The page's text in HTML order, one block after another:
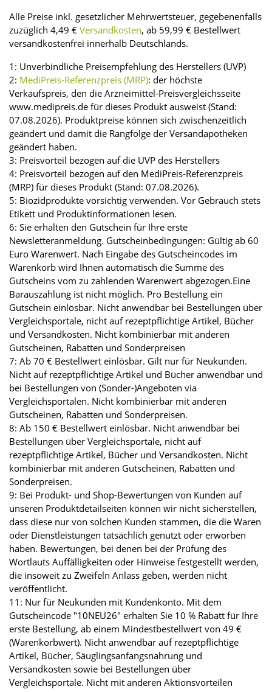
Alle Preise inkl. gesetzlicher Mehrwertsteuer, gegebenenfalls
zuzüglich 4,49 € Versandkosten, ab 59,99 € Bestellwert
versandkostenfrei innerhalb Deutschlands.
1: Unverbindliche Preisempfehlung des Herstellers (UVP)
2: MediPreis-Referenzpreis (MRP): der höchste
Verkaufspreis, den die Arzneimittel-Preisvergleichsseite
www.medipreis.de für dieses Produkt ausweist (Stand:
07.08.2026). Produktpreise können sich zwischenzeitlich
geändert und damit die Rangfolge der Versandapotheken
geändert haben.
3: Preisvorteil bezogen auf die UVP des Herstellers
4: Preisvorteil bezogen auf den MediPreis-Referenzpreis
(MRP) für dieses Produkt (Stand: 07.08.2026).
5: Biozidprodukte vorsichtig verwenden. Vor Gebrauch stets
Etikett und Produktinformationen lesen.
6: Sie erhalten den Gutschein für Ihre erste
Newsletteranmeldung. Gutscheinbedingungen: Gültig ab 60
Euro Warenwert. Nach Eingabe des Gutscheincodes im
Warenkorb wird Ihnen automatisch die Summe des
Gutscheins vom zu zahlenden Warenwert abgezogen.Eine
Barauszahlung ist nicht möglich. Pro Bestellung ein
Gutschein einlösbar. Nicht anwendbar bei Bestellungen über
Vergleichsportale, nicht auf rezeptpflichtige Artikel, Bücher
und Versandkosten. Nicht kombinierbar mit anderen
Gutscheinen, Rabatten und Sonderpreisen
7: Ab 70 € Bestellwert einlösbar. Gilt nur für Neukunden.
Nicht auf rezeptpflichtige Artikel und Bücher anwendbar und
bei Bestellungen von (Sonder-)Angeboten via
Vergleichsportalen. Nicht kombinierbar mit anderen
Gutscheinen, Rabatten und Sonderpreisen.
8: Ab 150 € Bestellwert einlösbar. Nicht anwendbar bei
Bestellungen über Vergleichsportale, nicht auf
rezeptpflichtige Artikel, Bücher und Versandkosten. Nicht
kombinierbar mit anderen Gutscheinen, Rabatten und
Sonderpreisen.
9: Bei Produkt- und Shop-Bewertungen von Kunden auf
unseren Produktdetailseiten können wir nicht sicherstellen,
dass diese nur von solchen Kunden stammen, die die Waren
oder Dienstleistungen tatsächlich genutzt oder erworben
haben. Bewertungen, bei denen bei der Prüfung des
Wortlauts Auffälligkeiten oder Hinweise festgestellt werden,
die insoweit zu Zweifeln Anlass geben, werden nicht
veröffentlicht.
11: Nur für Neukunden mit Kundenkonto. Mit dem
Gutscheincode "10NEU26" erhalten Sie 10 % Rabatt für Ihre
erste Bestellung, ab einem Mindestbestellwert von 49 €
(Warenkorbwert). Nicht anwendbar auf rezeptpflichtige
Artikel, Bücher, Säuglingsanfangsnahrung und
Versandkosten sowie bei Bestellungen über
Vergleichsportale. Nicht mit anderen Aktionsvorteilen